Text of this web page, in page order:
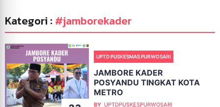
Kategori : #jamborekader
UPTD PUSKESMAS PURWOSARI
JAMBORE KADER
POSYANDU TINGKAT KOTA
METRO
BY UPTDPUSKESPURWOSARI